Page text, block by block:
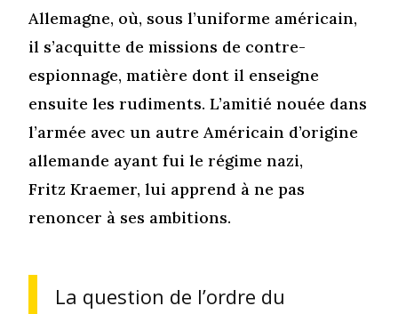
Allemagne, où, sous l’uniforme américain,
il s’acquitte de missions de contre-
espionnage, matière dont il enseigne
ensuite les rudiments. L’amitié nouée dans
l’armée avec un autre Américain d’origine
allemande ayant fui le régime nazi,
Fritz Kraemer, lui apprend à ne pas
renoncer à ses ambitions.
La question de l’ordre du